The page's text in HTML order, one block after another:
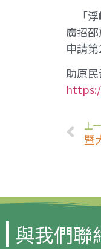
「浮
廣招
申請
助原
上
暨
與我們聯